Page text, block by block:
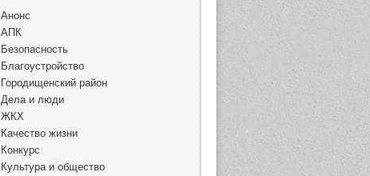
Анонс
АПК
Безопасность
Благоустройство
Городищенский район
Дела и люди
ЖКХ
Качество жизни
Конкурс
Культура и общество